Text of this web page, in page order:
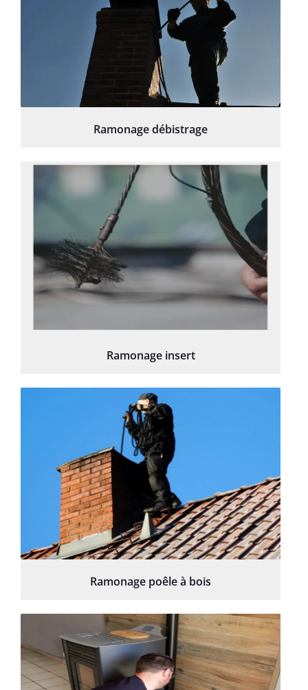
Ramonage débistrage
Ramonage insert
Ramonage poêle à bois